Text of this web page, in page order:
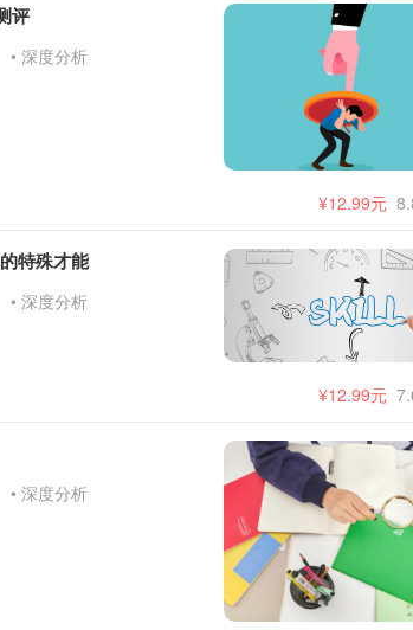
评
• 深度分析
¥12.99元
特殊才能
• 深度分析
¥12.99元
• 深度分析